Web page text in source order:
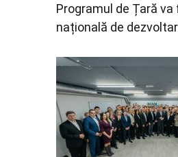
Programul de Țară
națională de